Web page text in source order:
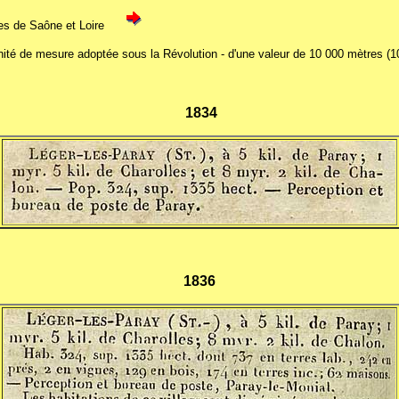
de Saône et Loire
de mesure adoptée sous la Révolution - d'une valeur de 10 000 mètres
1834
1836